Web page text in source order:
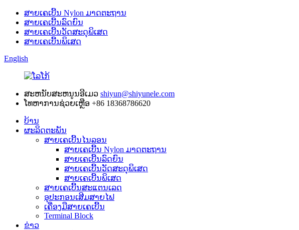
ສາຍເຄເບີ້ນ Nylon ມາດຕະຖານ
ສາຍເຄເບີ້ນລົດຍົນ
ສາຍເຄເບີ້ນວັດສະດຸພິເສດ
ສາຍເຄເບີ້ນພິເສດ
English
ສະຫນັບສະຫນູນອີເມວ shiyun@shiyunele.com
ໂທຫາການຊ່ວຍເຫຼືອ +86 18368786620
ບ້ານ
ຜະລິດຕະພັນ
ສາຍເຄເບີ້ນໄນລອນ
ສາຍເຄເບີ້ນ Nylon ມາດຕະຖານ
ສາຍເຄເບີ້ນລົດຍົນ
ສາຍເຄເບີ້ນວັດສະດຸພິເສດ
ສາຍເຄເບີ້ນພິເສດ
ສາຍເຄເບີ້ນສະແຕນເລດ
ອຸປະກອນເສີມສາຍໄຟ
ເຄື່ອງມືສາຍເຄເບີ້ນ
Terminal Block
ຂ່າວ